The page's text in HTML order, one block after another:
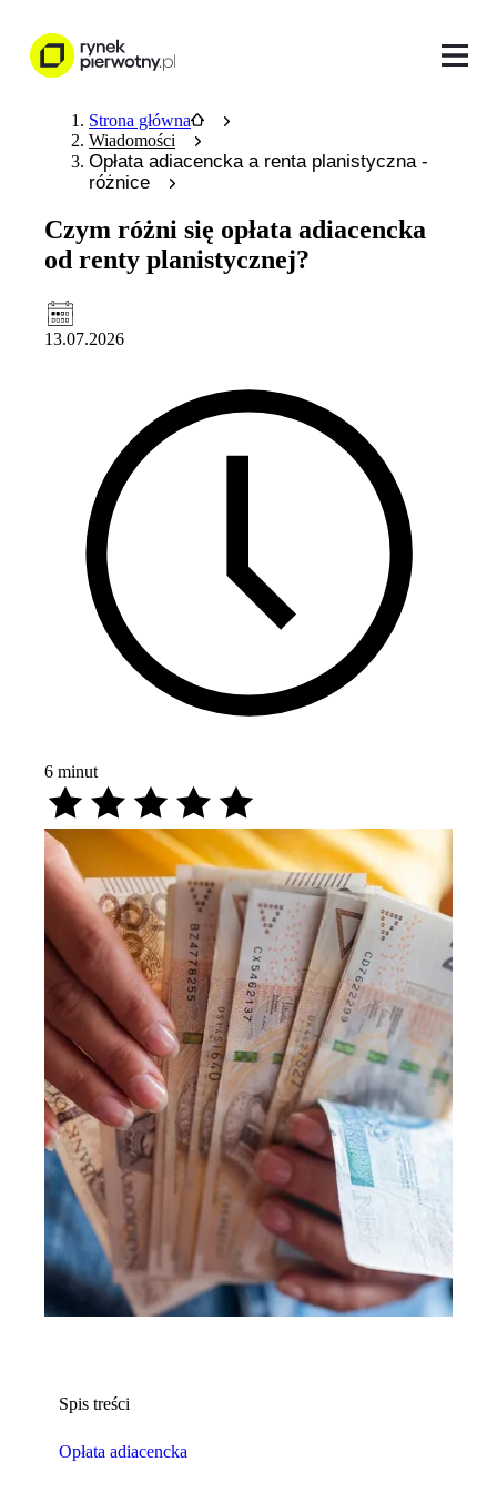
Strona główna
Wiadomości
Opłata adiacencka a renta planistyczna -
różnice
Czym różni się opłata adiacencka
od renty planistycznej?
13.07.2026
6 minut
Spis treści
Opłata adiacencka